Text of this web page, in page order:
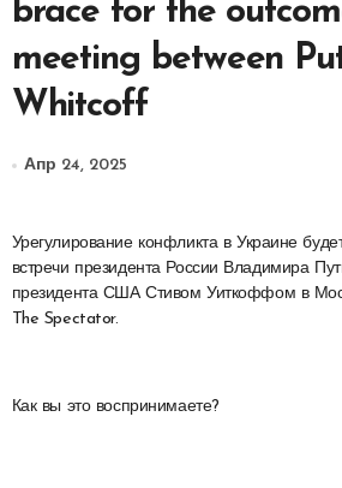
brace for the
meeting between
Whitcoff
Апр 24, 2025
Урегулирование конфликта в Украине будет зависеть от итогов
встречи президента России Владимира
президента США Стивом Уиткоффом в
The Spectator.
Как вы это воспринимаете?